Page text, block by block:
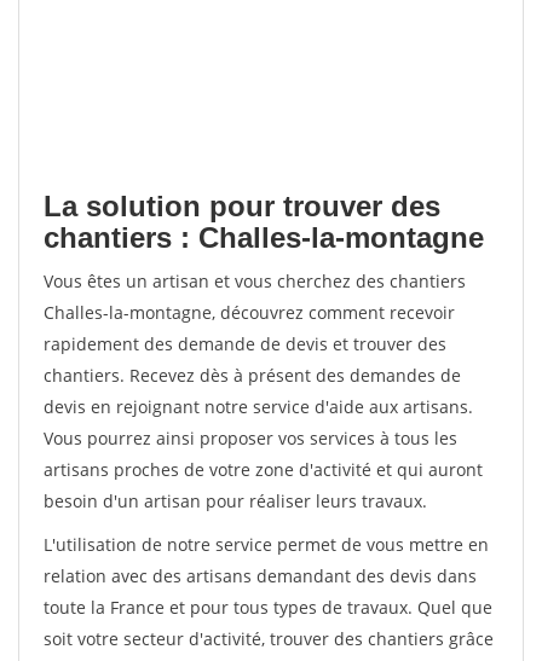
La solution pour trouver des
chantiers : Challes-la-montagne
Vous êtes un artisan et vous cherchez des chantiers
Challes-la-montagne, découvrez comment recevoir
rapidement des demande de devis et trouver des
chantiers. Recevez dès à présent des demandes de
devis en rejoignant notre service d'aide aux artisans.
Vous pourrez ainsi proposer vos services à tous les
artisans proches de votre zone d'activité et qui auront
besoin d'un artisan pour réaliser leurs travaux.
L'utilisation de notre service permet de vous mettre en
relation avec des artisans demandant des devis dans
toute la France et pour tous types de travaux. Quel que
soit votre secteur d'activité, trouver des chantiers grâce